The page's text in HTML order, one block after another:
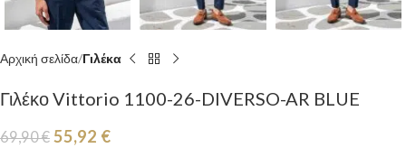
Αρχική σελίδα Γιλέκα
Γιλέκο Vittorio 1100-26-DIVERSO-AR BLUE
69,90€ 55,92 €